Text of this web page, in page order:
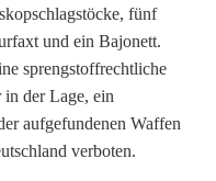
fünf
und ein Bajonett.
sprengstoffrechtliche
der Lage, ein
aufgefundenen Waffen
verboten.